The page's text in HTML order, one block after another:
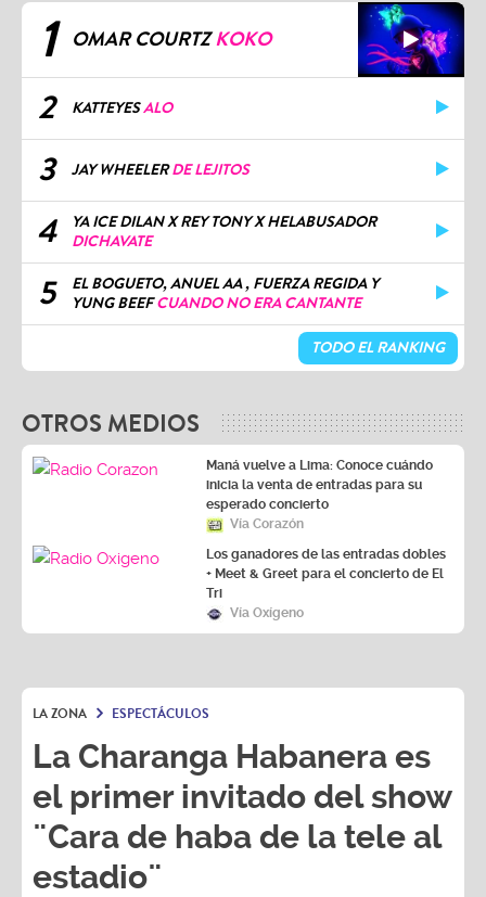
1 OMAR COURTZKOKO
2 KATTEYESALO
3 JAY WHEELERDE LEJITOS
4
YA ICE DILAN X REY TONY X HELABUSADOR
DICHAVATE
5
EL BOGUETO, ANUEL AA , FUERZA REGIDA Y
YUNG BEEFCUANDO NO ERA CANTANTE
TODO EL RANKING
OTROS MEDIOS
Maná vuelve a Lima: Conoce cuándo
inicia la venta de entradas para su
esperado concierto
Vía Corazón
Los ganadores de las entradas dobles
+ Meet & Greet para el concierto de El
Tri
Vía Oxígeno
LA ZONA ESPECTÁCULOS
La Charanga Habanera es
el primer invitado del show
¨Cara de haba de la tele al
estadio¨